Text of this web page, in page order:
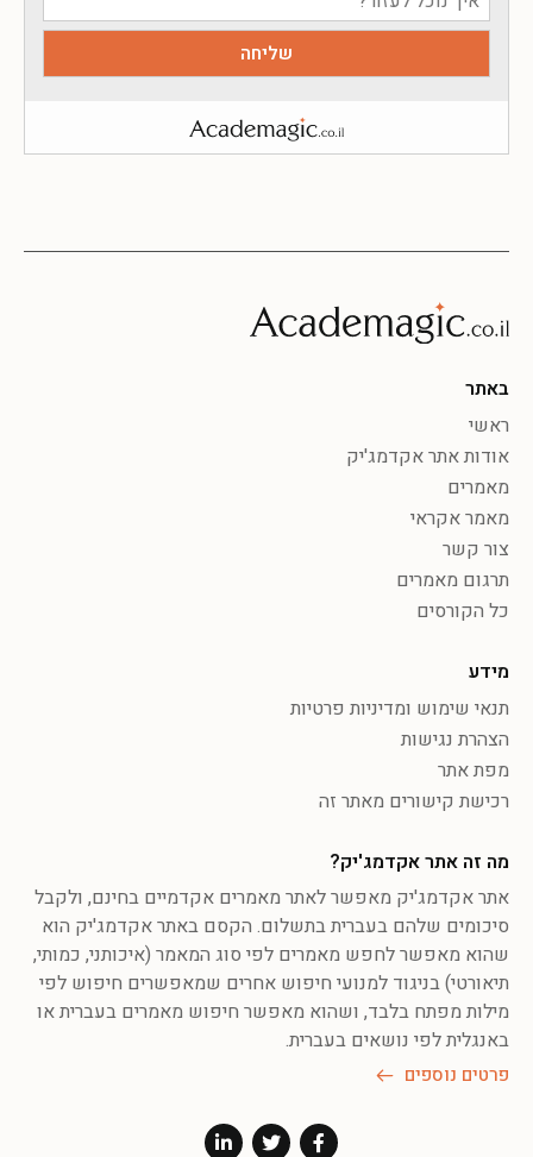
באתר
ראשי
אודות אתר אקדמג'יק
מאמרים
מאמר אקראי
צור קשר
תרגום מאמרים
כל הקורסים
מידע
תנאי שימוש ומדיניות פרטיות
הצהרת נגישות
מפת אתר
רכישת קישורים מאתר זה
מה זה אתר אקדמג'יק?
אתר אקדמג'יק מאפשר לאתר מאמרים אקדמיים בחינם, ולקבל
סיכומים שלהם בעברית בתשלום. הקסם באתר אקדמג'יק הוא
שהוא מאפשר לחפש מאמרים לפי סוג המאמר (איכותני, כמותי,
תיאורטי) בניגוד למנועי חיפוש אחרים שמאפשרים חיפוש לפי
מילות מפתח בלבד, ושהוא מאפשר חיפוש מאמרים בעברית או
באנגלית לפי נושאים בעברית.
פרטים נוספים